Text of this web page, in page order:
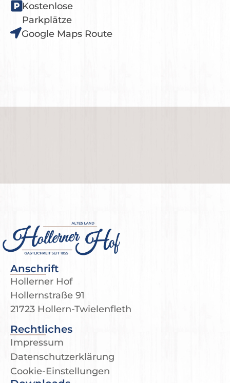
Kostenlose
Parkplätze
Google Maps Route
Anschrift
Hollerner Hof
Hollernstraße 91
21723 Hollern-Twielenfleth
Rechtliches
Impressum
Datenschutzerklärung
Cookie-Einstellungen